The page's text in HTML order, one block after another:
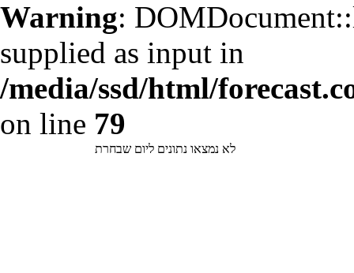
Warning:
supplied as input in
/media/ssd/html/
on line 79
לא נמצאו נתונים ליום שבחרת